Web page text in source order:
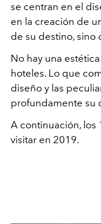
se centran en el
en la creación de
de su destino, sino
No hay una
hoteles. Lo que
diseño y las
profundamente su
A continuación,
visitar en 2019.